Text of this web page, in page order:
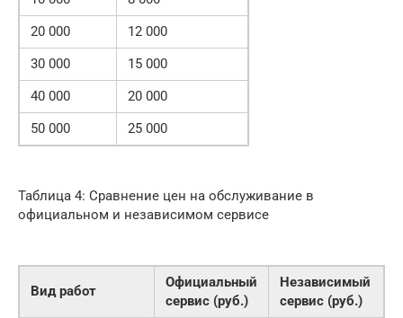
20 000
12 000
30 000
15 000
40 000
20 000
50 000
25 000
Таблица 4: Сравнение цен на обслуживание в
официальном и независимом сервисе
Вид работ
Официальный
сервис (руб.)
Независимый
сервис (руб.)